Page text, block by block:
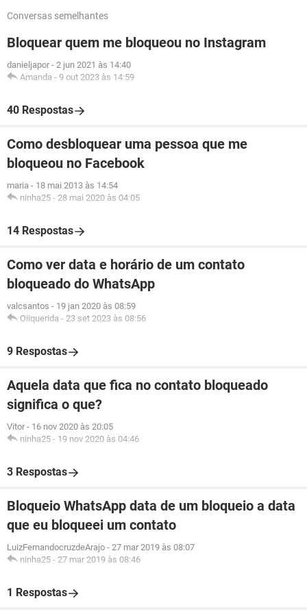
Conversas semelhantes
Bloquear quem me bloqueou no Instagram
danieljapor - 2 jun 2021 às 14:40
Amanda - 9 out 2023 às 14:59
40 Respostas
Como desbloquear uma pessoa que me
bloqueou no Facebook
maria - 18 mai 2013 às 14:54
ninha25 - 28 mai 2020 às 04:05
14 Respostas
Como ver data e horário de um contato
bloqueado do WhatsApp
valcsantos - 19 jan 2020 às 08:59
Oiiquerida - 23 set 2023 às 08:56
9 Respostas
Aquela data que fica no contato bloqueado
significa o que?
Vitor - 16 nov 2020 às 20:05
ninha25 - 19 nov 2020 às 04:46
3 Respostas
Bloqueio WhatsApp data de um bloqueio a data
que eu bloqueei um contato
LuizFernandocruzdeArajo - 27 mar 2019 às 08:07
ninha25 - 27 mar 2019 às 08:46
1 Respostas